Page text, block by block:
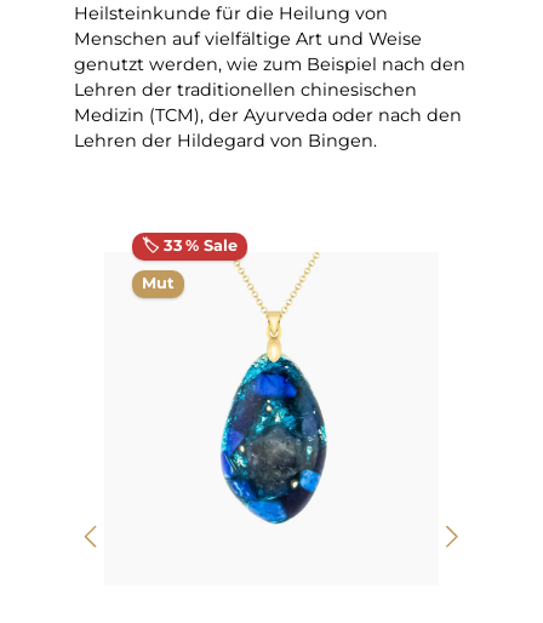
Heilsteinkunde für die Heilung von
Menschen auf vielfältige Art und Weise
genutzt werden, wie zum Beispiel nach den
Lehren der traditionellen chinesischen
Medizin (TCM), der Ayurveda oder nach den
Lehren der Hildegard von Bingen.
Produktgalerie überspringen
🏷️ 33 % Sale
Mut